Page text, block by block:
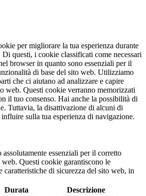
per migliorare la tua esperienza durante
questi, i cookie classificati come necessari
browser in quanto sono essenziali per il
di base del sito web. Utilizziamo
che ci aiutano ad analizzare e capire
web. Questi cookie verranno memorizzati
il tuo consenso. Hai anche la possibilità di
Tuttavia, la disattivazione di alcuni di
sulla tua esperienza di navigazione.
assolutamente essenziali per il corretto
Questi cookie garantiscono le
caratteristiche di sicurezza del sito web, in
Durata Descrizione